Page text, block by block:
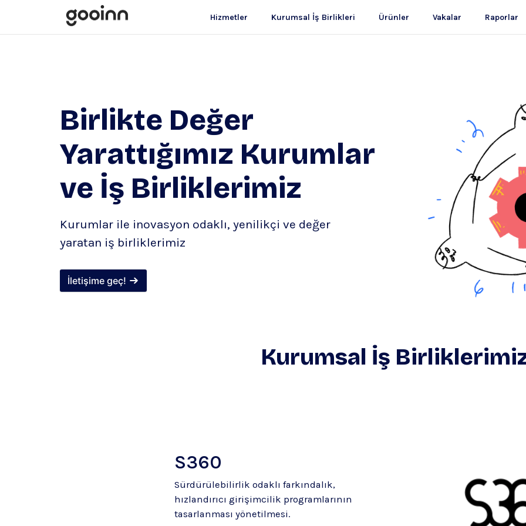
Hizmetler Kurumsal İş Birlikleri Ürünler Vakalar Raporlar
Birlikte Değer
Yarattığımız Kurumlar
ve İş Birliklerimiz
Kurumlar ile inovasyon odaklı, yenilikçi ve değer
yaratan iş birliklerimiz
İletişime geç!
Kurumsal İş
S360
Sürdürülebilirlik odaklı farkındalık,
hızlandırıcı girişimcilik programlarının
tasarlanması yönetilmesi.